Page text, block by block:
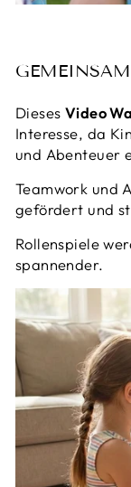
GEMEINSAM
Dieses Video
Interesse, da
und Abenteuer
Teamwork und
gefördert und
Rollenspiele
spannender.